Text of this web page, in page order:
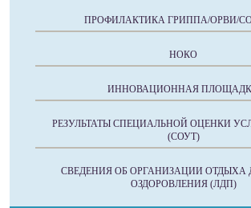
ПРОФИЛАКТИКА ГРИППА/ОРВИ/
НОКО
ИННОВАЦИОННАЯ
РЕЗУЛЬТАТЫ СПЕЦИАЛЬНОЙ ОЦЕНКИ
(СОУТ)
СВЕДЕНИЯ ОБ ОРГАНИЗАЦИИ ОТДЫХА
ОЗДОРОВЛЕНИЯ (ЛДП)